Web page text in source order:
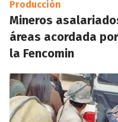
Producción
Mineros
áreas acordada
la Fencomin